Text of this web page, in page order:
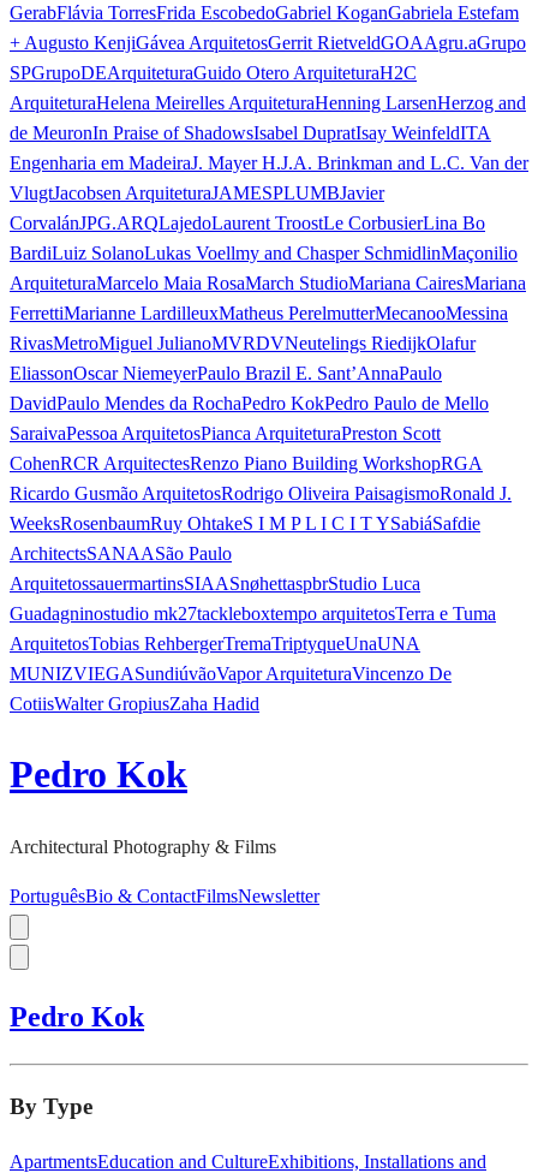
GerabFlávia TorresFrida EscobedoGabriel KoganGabriela Estefam
+ Augusto KenjiGávea ArquitetosGerrit RietveldGOAAgru.aGrupo
SPGrupoDEArquiteturaGuido Otero ArquiteturaH2C
ArquiteturaHelena Meirelles ArquiteturaHenning LarsenHerzog and
de MeuronIn Praise of ShadowsIsabel DupratIsay WeinfeldITA
Engenharia em MadeiraJ. Mayer H.J.A. Brinkman and L.C. Van der
VlugtJacobsen ArquiteturaJAMESPLUMBJavier
CorvalánJPG.ARQLajedoLaurent TroostLe CorbusierLina Bo
BardiLuiz SolanoLukas Voellmy and Chasper SchmidlinMaçonilio
ArquiteturaMarcelo Maia RosaMarch StudioMariana CairesMariana
FerrettiMarianne LardilleuxMatheus PerelmutterMecanooMessina
RivasMetroMiguel JulianoMVRDVNeutelings RiedijkOlafur
EliassonOscar NiemeyerPaulo Brazil E. Sant’AnnaPaulo
DavidPaulo Mendes da RochaPedro KokPedro Paulo de Mello
SaraivaPessoa ArquitetosPianca ArquiteturaPreston Scott
CohenRCR ArquitectesRenzo Piano Building WorkshopRGA
Ricardo Gusmão ArquitetosRodrigo Oliveira PaisagismoRonald J.
WeeksRosenbaumRuy OhtakeS I M P L I C I T YSabiáSafdie
ArchitectsSANAASão Paulo
ArquitetossauermartinsSIAASnøhettaspbrStudio Luca
Guadagninostudio mk27tackleboxtempo arquitetosTerra e Tuma
ArquitetosTobias RehbergerTremaTriptyqueUnaUNA
MUNIZVIEGASundiúvãoVapor ArquiteturaVincenzo De
CotiisWalter GropiusZaha Hadid
Pedro Kok
Architectural Photography & Films
PortuguêsBio & ContactFilmsNewsletter
Pedro Kok
By Type
ApartmentsEducation and CultureExhibitions, Installations and